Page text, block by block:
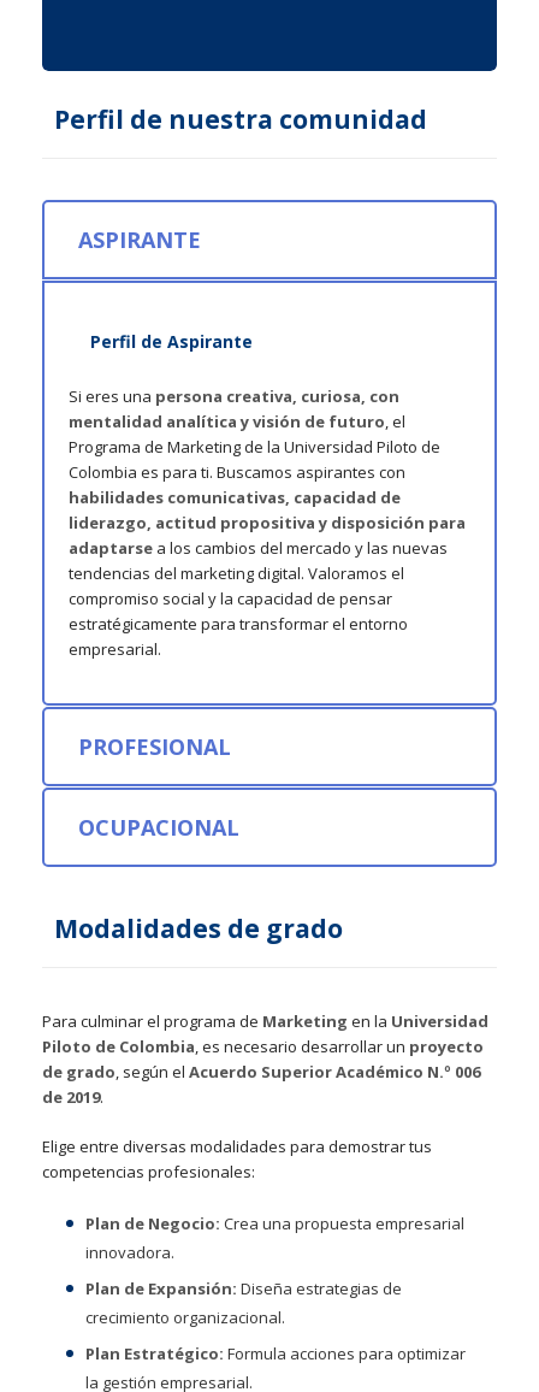
Perfil de nuestra comunidad
ASPIRANTE
Perfil de Aspirante
Si eres una persona creativa, curiosa, con
mentalidad analítica y visión de futuro, el
Programa de Marketing de la Universidad Piloto de
Colombia es para ti. Buscamos aspirantes con
habilidades comunicativas, capacidad de
liderazgo, actitud propositiva y disposición para
adaptarse a los cambios del mercado y las nuevas
tendencias del marketing digital. Valoramos el
compromiso social y la capacidad de pensar
estratégicamente para transformar el entorno
empresarial.
PROFESIONAL
OCUPACIONAL
Modalidades de grado
Para culminar el programa de Marketing en la Universidad
Piloto de Colombia, es necesario desarrollar un proyecto
de grado, según el Acuerdo Superior Académico N.º 006
de 2019.
Elige entre diversas modalidades para demostrar tus
competencias profesionales:
Plan de Negocio: Crea una propuesta empresarial
innovadora.
Plan de Expansión: Diseña estrategias de
crecimiento organizacional.
Plan Estratégico: Formula acciones para optimizar
la gestión empresarial.